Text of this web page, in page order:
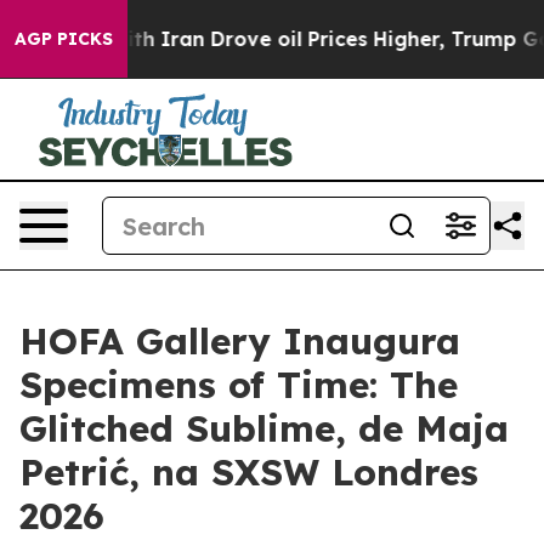
AGP PICKS
As war With Iran Drove oil Prices Higher, Trump
HOFA Gallery Inaugura
Specimens of Time: The
Glitched Sublime, de Maja
Petrić, na SXSW Londres
2026